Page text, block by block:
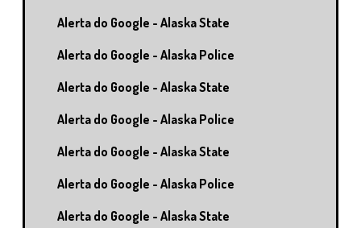
Alerta do Google - Alaska State
Alerta do Google - Alaska Police
Alerta do Google - Alaska State
Alerta do Google - Alaska Police
Alerta do Google - Alaska State
Alerta do Google - Alaska Police
Alerta do Google - Alaska State